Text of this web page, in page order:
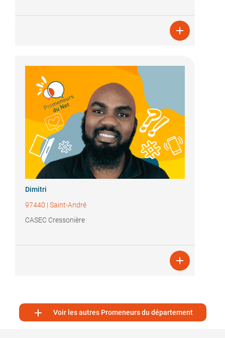

Dimitri
97440 | Saint-André
CASEC Cressonière

 Voir les autres Promeneurs du département